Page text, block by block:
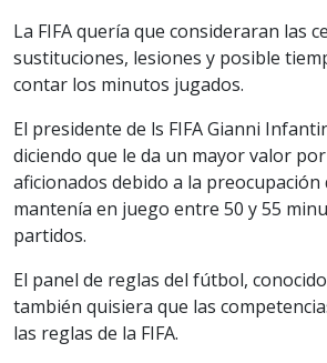
La FIFA quería que consideraran las
sustituciones, lesiones y posible
contar los minutos jugados.
El presidente de ls FIFA Gianni
diciendo que le da un mayor valor
aficionados debido a la preocupación
mantenía en juego entre 50 y 55
partidos.
El panel de reglas del fútbol,
también quisiera que las
las reglas de la FIFA.